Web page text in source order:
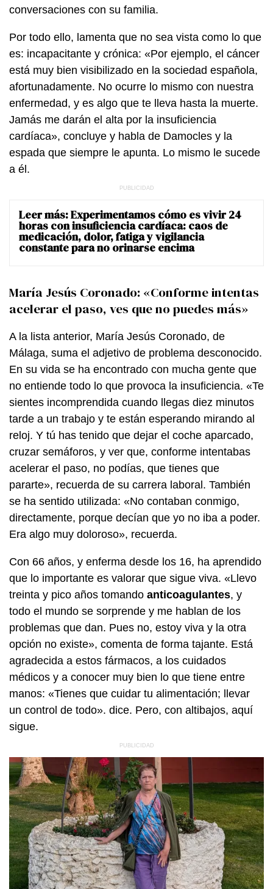
conversaciones con su familia.
Por todo ello, lamenta que no sea vista como lo que
es: incapacitante y crónica: «Por ejemplo, el cáncer
está muy bien visibilizado en la sociedad española,
afortunadamente. No ocurre lo mismo con nuestra
enfermedad, y es algo que te lleva hasta la muerte.
Jamás me darán el alta por la insuficiencia
cardíaca», concluye y habla de Damocles y la
espada que siempre le apunta. Lo mismo le sucede
a él.
Leer más:Experimentamos cómo es vivir 24
horas con insuficiencia cardíaca: caos de
medicación, dolor, fatiga y vigilancia
constante para no orinarse encima
María Jesús Coronado: «Conforme intentas
acelerar el paso, ves que no puedes más»
A la lista anterior, María Jesús Coronado, de
Málaga, suma el adjetivo de problema desconocido.
En su vida se ha encontrado con mucha gente que
no entiende todo lo que provoca la insuficiencia. «Te
sientes incomprendida cuando llegas diez minutos
tarde a un trabajo y te están esperando mirando al
reloj. Y tú has tenido que dejar el coche aparcado,
cruzar semáforos, y ver que, conforme intentabas
acelerar el paso, no podías, que tienes que
pararte», recuerda de su carrera laboral. También
se ha sentido utilizada: «No contaban conmigo,
directamente, porque decían que yo no iba a poder.
Era algo muy doloroso», recuerda.
Con 66 años, y enferma desde los 16, ha aprendido
que lo importante es valorar que sigue viva. «Llevo
treinta y pico años tomando anticoagulantes, y
todo el mundo se sorprende y me hablan de los
problemas que dan. Pues no, estoy viva y la otra
opción no existe», comenta de forma tajante. Está
agradecida a estos fármacos, a los cuidados
médicos y a conocer muy bien lo que tiene entre
manos: «Tienes que cuidar tu alimentación; llevar
un control de todo». dice. Pero, con altibajos, aquí
sigue.